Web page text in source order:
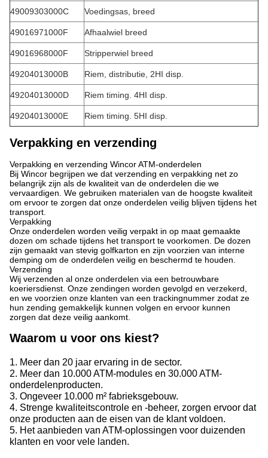
49009303000C Voedingsas, breed
49016971000F Afhaalwiel breed
49016968000F Stripperwiel breed
49204013000B Riem, distributie, 2HI disp.
49204013000D Riem timing. 4HI disp.
49204013000E Riem timing. 5HI disp.
Verpakking en verzending
Verpakking en verzending Wincor ATM-onderdelen
Bij Wincor begrijpen we dat verzending en verpakking net zo
belangrijk zijn als de kwaliteit van de onderdelen die we
vervaardigen. We gebruiken materialen van de hoogste kwaliteit
om ervoor te zorgen dat onze onderdelen veilig blijven tijdens het
transport.
Verpakking
Onze onderdelen worden veilig verpakt in op maat gemaakte
dozen om schade tijdens het transport te voorkomen. De dozen
zijn gemaakt van stevig golfkarton en zijn voorzien van interne
demping om de onderdelen veilig en beschermd te houden.
Verzending
Wij verzenden al onze onderdelen via een betrouwbare
koeriersdienst. Onze zendingen worden gevolgd en verzekerd,
en we voorzien onze klanten van een trackingnummer zodat ze
hun zending gemakkelijk kunnen volgen en ervoor kunnen
zorgen dat deze veilig aankomt.
Waarom u voor ons kiest?
1. Meer dan 20 jaar ervaring in de sector.
2. Meer dan 10.000 ATM-modules en 30.000 ATM-
onderdelenproducten.
3. Ongeveer 10.000 m² fabrieksgebouw.
4. Strenge kwaliteitscontrole en -beheer, zorgen ervoor dat
onze producten aan de eisen van de klant voldoen.
5. Het aanbieden van ATM-oplossingen voor duizenden
klanten en voor vele landen.